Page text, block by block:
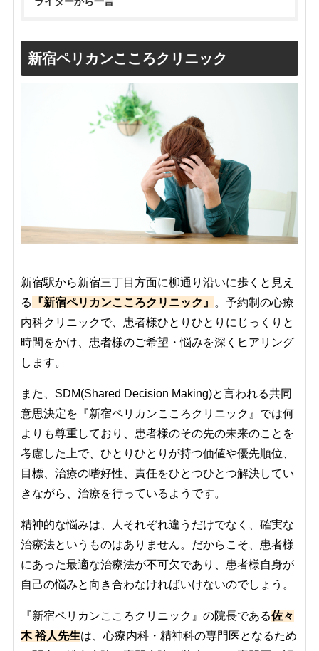
新宿ペリカンこころクリニック
新宿駅から新宿三丁目方面に柳通り沿いに歩くと見え
る
『新宿ペリカンこころクリニック』
。予約制の心療
内科クリニックで、患者様ひとりひとりにじっくりと
時間をかけ、患者様のご希望・悩みを深くヒアリング
します。
また、SDM(Shared Decision Making)と言われる共同
意思決定を『新宿ペリカンこころクリニック』では何
よりも尊重しており、患者様のその先の未来のことを
考慮した上で、ひとりひとりが持つ価値や優先順位、
目標、治療の嗜好性、責任をひとつひとつ解決してい
きながら、治療を行っているようです。
精神的な悩みは、人それぞれ違うだけでなく、確実な
治療法というものはありません。だからこそ、患者様
にあった最適な治療法が不可欠であり、患者様自身が
自己の悩みと向き合わなければいけないのでしょう。
『新宿ペリカンこころクリニック』の院長である佐々
木 裕人先生は、心療内科・精神科の専門医となるため